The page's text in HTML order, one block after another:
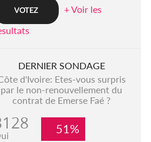
+ Voir les
DERNIER SONDAGE
d'Ivoire: Etes-vous surpris
par le non-renouvellement du
contrat de Emerse Faé ?
51%